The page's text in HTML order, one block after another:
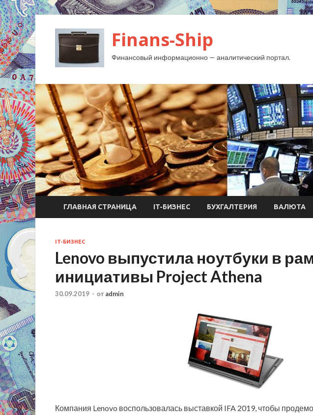
Finans-Ship
Финансовый информационно — аналитический портал.
ГЛАВНАЯ СТРАНИЦА IT-БИЗНЕС БУХГАЛТЕРИЯ ВАЛЮТА
IT-БИЗНЕС
Lenovo выпустила ноутбуки в
инициативы Project Athena
30.09.2019 - от admin
Компания Lenovo воспользовалась выставкой IFA 2019, чтобы